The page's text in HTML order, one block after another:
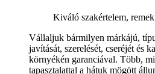
Kiváló szakértelem,
Vállaljuk bármilyen márkájú,
javítását, szerelését, cseréjét és
környékén garanciával. Több,
tapasztalattal a hátuk mögött